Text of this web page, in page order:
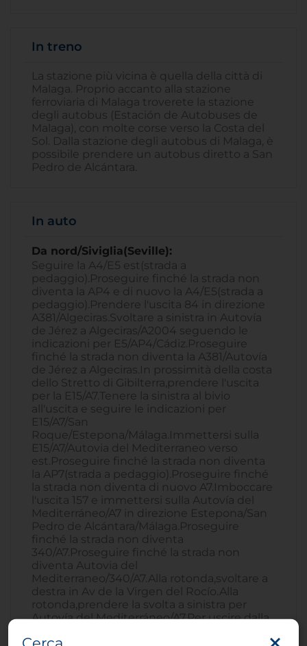
In treno
La stazione più vicina è quella della città di
Malaga. Proprio accanto alla stazione
ferroviaria di Malaga troverete la stazione
degli autobus (Estación de Autobuses de
Malaga), con molte corse verso la Costa del
Sol. Dalla stazione degli autobus di Malaga, è
possibile prendere un autobus diretto a San
Pedro de Alcántara.
In auto
Da nord/Siviglia(Seville):
Seguire la A4/E5 est(strada a
pedaggio).Proseguire finché la strada non
diventa la AP4 e di nuovo la A4/E5(strada a
pedaggio).Prendere l'uscita 84 in direzione
A381/Algeciras.Svoltare a sinistra in Autovía
de Jérez a Algeciras/A2004 seguendo le
indicazioni per E5/AP4/Cádiz.Proseguire
finché la strada non diventa la A381/Autovía
de Jérez a Algeciras.In prossimità della costa
dello Stretto di Gibilterra,prendere l'uscita
per la E15/A7.Tenere la sinistra al bivio
all'uscita e seguire le indicazioni per
E15/A7/San
Roque/Estepona/Málaga.Immettersi sulla
E15/A7/Autovia del Mediterraneo verso
est.Proseguire finché la strada non diventa
la AP7(strada a pedaggio).Proseguire finché
la strada non diventa di nuovo A7.Imboccare
l'uscita 157 e immettersi sulla Autovía del
Mediterráneo/A7 in direzione Estepona/San
Pedro de Alcántara/Málaga.Proseguire
finché la strada non diventa
340/A7.Proseguire finché la strada non
diventa Autovia del
Mediterraneo/340/A7.Alla rotonda,svoltare a
destra in Av de la Virgen del Rocío.Alla
rotonda,prendere la svolta a sinistra per
Autovía del Mediterráneo/A7.Per uscire dalla